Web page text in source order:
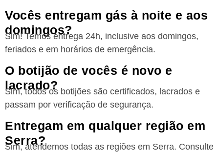
Vocês entregam gás à noite e aos
domingos?
Sim! Temos entrega 24h, inclusive aos domingos,
feriados e em horários de emergência.
O botijão de vocês é novo e
lacrado?
Sim, todos os botijões são certificados, lacrados e
passam por verificação de segurança.
Entregam em qualquer região em
Serra?
Sim, atendemos todas as regiões em Serra. Consulte